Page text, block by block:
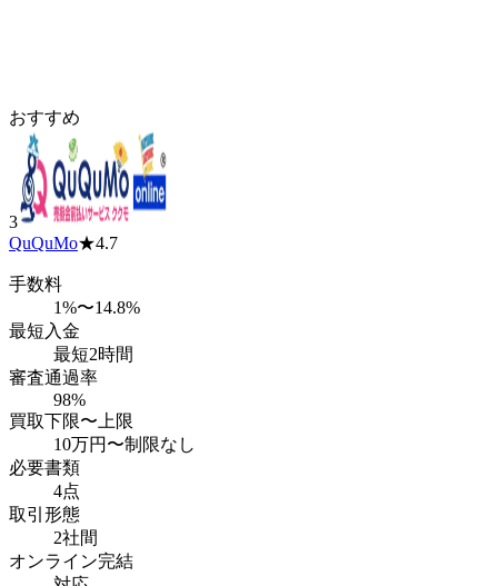
おすすめ
3
QuQuMo★4.7
手数料
1%〜14.8%
最短入金
最短2時間
審査通過率
98%
買取下限〜上限
10万円 〜制限なし
必要書類
4点
取引形態
2社間
オンライン完結